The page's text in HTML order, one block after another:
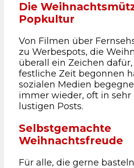
Die
Popkultur
Von Filmen über
zu Werbespots, die
überall ein Zeichen
festliche Zeit begonnen
sozialen Medien
immer wieder, oft in sehr
lustigen Posts.
Selbstgemachte
Weihnachtsfreude
Für alle, die gerne